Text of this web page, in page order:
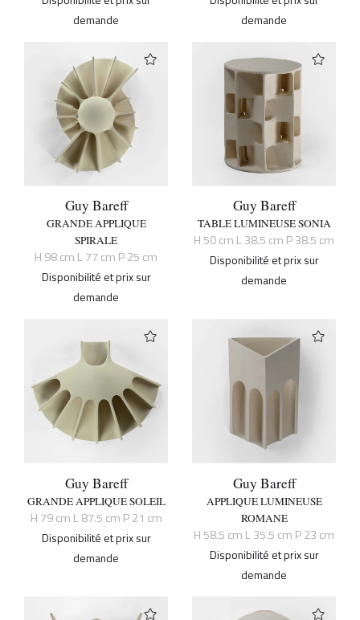
demande
demande
Guy Bareff
GRANDE APPLIQUE
SPIRALE
H 98 cm L 77 cm P 25 cm
Disponibilité et prix sur
demande
Guy Bareff
TABLE LUMINEUSE SONIA
H 50 cm L 38.5 cm P 38.5 cm
Disponibilité et prix sur
demande
Guy Bareff
GRANDE APPLIQUE SOLEIL
H 79 cm L 87.5 cm P 21 cm
Disponibilité et prix sur
demande
Guy Bareff
APPLIQUE LUMINEUSE
ROMANE
H 58.5 cm L 35.5 cm P 23 cm
Disponibilité et prix sur
demande